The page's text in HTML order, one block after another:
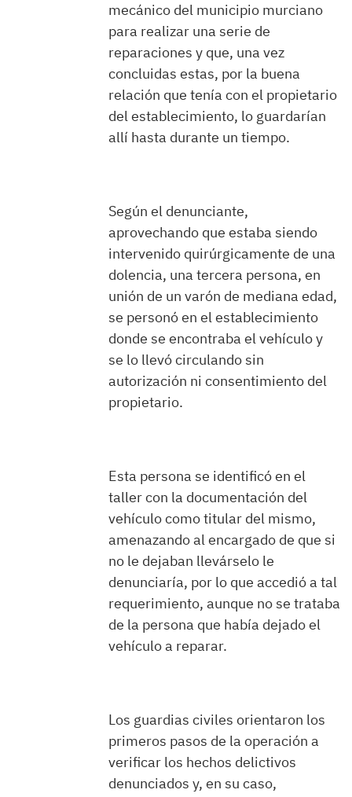
mecánico del municipio murciano
para realizar una serie de
reparaciones y que, una vez
concluidas estas, por la buena
relación que tenía con el propietario
del establecimiento, lo guardarían
allí hasta durante un tiempo.
Según el denunciante,
aprovechando que estaba siendo
intervenido quirúrgicamente de una
dolencia, una tercera persona, en
unión de un varón de mediana edad,
se personó en el establecimiento
donde se encontraba el vehículo y
se lo llevó circulando sin
autorización ni consentimiento del
propietario.
Esta persona se identificó en el
taller con la documentación del
vehículo como titular del mismo,
amenazando al encargado de que si
no le dejaban llevárselo le
denunciaría, por lo que accedió a tal
requerimiento, aunque no se trataba
de la persona que había dejado el
vehículo a reparar.
Los guardias civiles orientaron los
primeros pasos de la operación a
verificar los hechos delictivos
denunciados y, en su caso,